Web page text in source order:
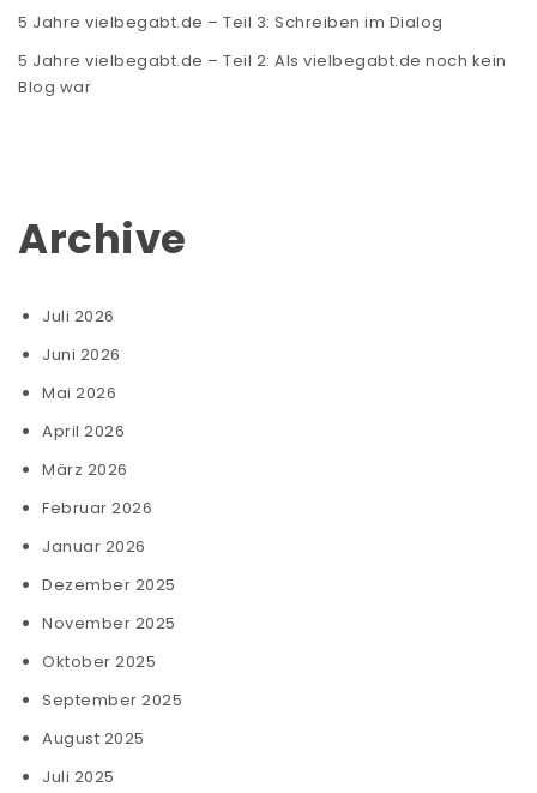
5 Jahre vielbegabt.de – Teil 3: Schreiben im Dialog
5 Jahre vielbegabt.de – Teil 2: Als vielbegabt.de noch kein
Blog war
Archive
Juli 2026
Juni 2026
Mai 2026
April 2026
März 2026
Februar 2026
Januar 2026
Dezember 2025
November 2025
Oktober 2025
September 2025
August 2025
Juli 2025